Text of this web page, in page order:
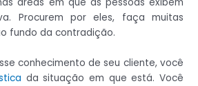
Procurem por eles, faça muitas
fundo da contradição.
conhecimento de seu cliente, você
da situação em que está. Você